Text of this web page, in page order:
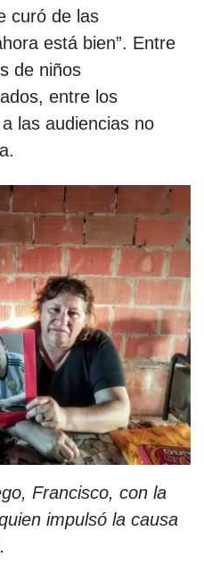
curó de las
está bien”. Entre
de niños
entre los
las audiencias no
Francisco, con la
impulsó la causa